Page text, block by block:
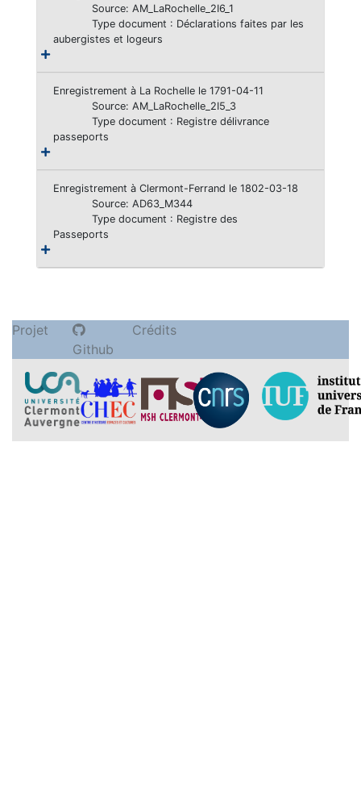
Source: AM_LaRochelle_2I6_1
Type document : Déclarations faites par les
aubergistes et logeurs
Enregistrement à La Rochelle le 1791-04-11
Source: AM_LaRochelle_2I5_3
Type document : Registre délivrance
passeports
Enregistrement à Clermont-Ferrand le 1802-03-18
Source: AD63_M344
Type document : Registre des
Passeports
Projet
Github
Crédits